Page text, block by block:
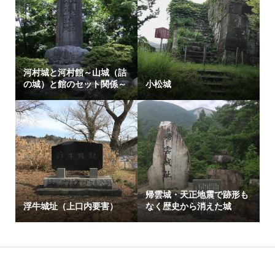
河村城と河村館～山城（詰
の城）と館のセット関係～
小松城
浮牛城址（上口内要害）
帰雲城・天正地震で跡形も
なく歴史から消えた城